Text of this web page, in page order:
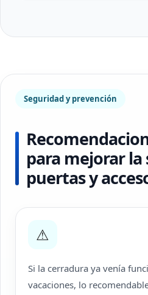
Seguridad y prevención
para mejorar la
puertas y
⚠
Si la cerradura ya venía
vacaciones, lo